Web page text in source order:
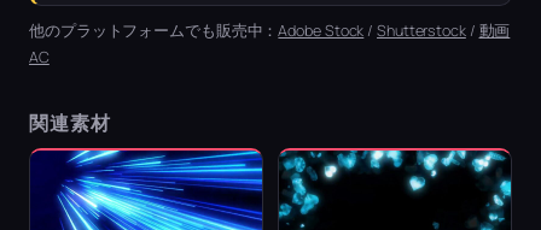
他のプラットフォームでも販売中：Adobe Stock /Shutterstock/ 動画
AC
関連素材